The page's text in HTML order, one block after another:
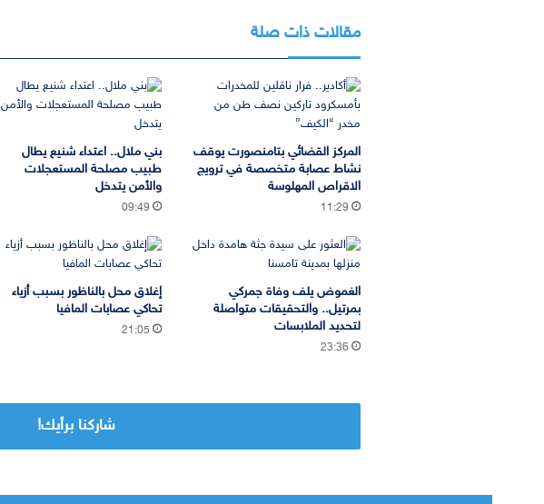
مقالات ذات صلة
المركز القضائي بتامنصورت يوقف
نشاط عصابة متخصصة في ترويج
الاقراص المهلوسة
11:29
بني ملال.. اعتداء شنيع يطال
طبيب مصلحة المستعجلات
والأمن يتدخل
09:49
الغموض يلف وفاة جمركي
بمرتيل.. والتحقيقات متواصلة
لتحديد الملابسات
23:36
إغلاق محل بالناظور بسبب أزياء
تحاكي عصابات المافيا
21:05
شاركنا برأيك!